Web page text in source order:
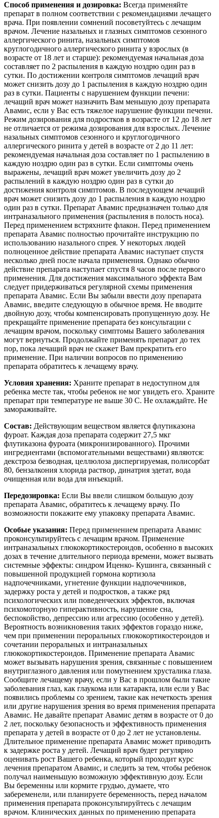
Способ применения и дозировка: Всегда применяйте
препарат в полном соответствии с рекомендациями лечащего
врача. При появлении сомнений посоветуйтесь с лечащим
врачом. Лечение назальных и глазных симптомов сезонного
аллергического ринита, назальных симптомов
круглогодичного аллергического ринита у взрослых (в
возрасте от 18 лет и старше): рекомендуемая начальная доза
составляет по 2 распыления в каждую ноздрю один раз в
сутки. По достижении контроля симптомов лечащий врач
может снизить дозу до 1 распыления в каждую ноздрю один
раз в сутки. Пациенты с нарушением функции печени:
лечащий врач может назначить Вам меньшую дозу препарата
Авамис, если у Вас есть тяжелое нарушение функции печени.
Режим дозирования для подростков в возрасте от 12 до 18 лет
не отличается от режима дозирования для взрослых. Лечение
назальных симптомов сезонного и круглогодичного
аллергического ринита у детей в возрасте от 2 до 11 лет:
рекомендуемая начальная доза составляет по 1 распылению в
каждую ноздрю один раз в сутки. Если симптомы очень
выражены, лечащий врач может увеличить дозу до 2
распылений в каждую ноздрю один раз в сутки до
достижения контроля симптомов. В последующем лечащий
врач может снизить дозу до 1 распыления в каждую ноздрю
один раз в сутки. Препарат Авамис предназначен только для
интраназального применения (распыления в полость носа).
Перед применением встряхните флакон. Перед применением
препарата Авамис полностью прочитайте инструкцию по
использованию назального спрея. У некоторых людей
полноценное действие препарата Авамис наступает спустя
несколько дней после начала применения. Однако обычно
действие препарата наступает спустя 8 часов после первого
применения. Для достижения максимального эффекта Вам
следует придерживаться регулярной схемы применения
препарата Авамис. Если Вы забыли ввести дозу препарата
Авамис, введите следующую в обычное время. Не вводите
двойную дозу, чтобы компенсировать пропущенную дозу. Не
прекращайте применение препарата без консультации с
лечащим врачом, поскольку симптомы Вашего заболевания
могут вернуться. Продолжайте применять препарат до тех
пор, пока лечащий врач не скажет Вам прекратить его
применение. При наличии вопросов по применению
препарата обратитесь к лечащему врачу.
Условия хранения: Храните препарат в недоступном для
ребенка месте так, чтобы ребенок не мог увидеть его. Храните
препарат при температуре не выше 30 С. Не охлаждайте. Не
замораживайте.
Состав: Действующим веществом является флутиказона
фуроат. Каждая доза препарата содержит 27,5 мкг
флутиказона фуроата (микронизированного). Прочими
ингредиентами (вспомогательными веществами) являются:
декстроза безводная, целлюлоза диспергируемая, полисорбат
80, бензалкония хлорида раствор, динатрия эдетат, вода
очищенная или вода для инъекций.
Передозировка: Если Вы ввели слишком большую дозу
препарата Авамис, обратитесь к лечащему врачу. По
возможности покажите ему упаковку препарата Авамис.
Особые указания: Перед применением препарата Авамис
проконсультируйтесь с лечащим врачом. Применение
интраназальных глюкокортикостероидов, особенно в высоких
дозах в течение длительного периода времени, может вызвать
системные эффекты: синдром Иценко- Кушинга, связанный с
повышенной продукцией гормона кортизола
надпочечниками, угнетение функции надпочечников,
задержку роста у детей и подростков, а также ряд
психологических или поведенческих эффектов, включая
психомоторную гиперактивность, нарушение сна,
беспокойство, депрессию или агрессию (особенно у детей).
Вероятность возникновения таких эффектов гораздо ниже,
чем при применении пероральных глюкокортикостероидов и
сочетании пероральных и интраназальных
глюкокортикостероидов. Применение препарата Авамис
может вызывать нарушения зрения, связанные с повышением
внутриглазного давления или помутнением хрусталика глаза.
Сообщите лечащему врачу, если у Вас в прошлом были такие
заболевания глаз, как глаукома или катаракта, или если у Вас
появились проблемы со зрением, такие как нечеткость зрения
или другие нарушения зрения во время применения препарата
Авамис. Не давайте препарат Авамис детям в возрасте от 0 до
2 лет, поскольку безопасность и эффективность применения
препарата у детей в возрасте от 0 до 2 лет не установлены.
Длительное применение препарата Авамис может приводить
к задержке роста у детей. Лечащий врач будет регулярно
оценивать рост Вашего ребенка, который проходит курс
лечения препаратом Авамис, и следить за тем, чтобы ребенок
получал наименьшую возможную эффективную дозу. Если
Вы беременны или кормите грудью, думаете, что
забеременели, или планируете беременность, перед началом
применения препарата проконсультируйтесь с лечащим
врачом. Клинических данных по применению препарата